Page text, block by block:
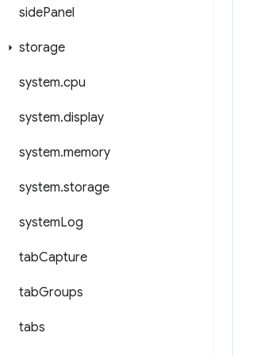
sidePanel
storage
system.cpu
system.display
system.memory
system.storage
systemLog
tabCapture
tabGroups
tabs